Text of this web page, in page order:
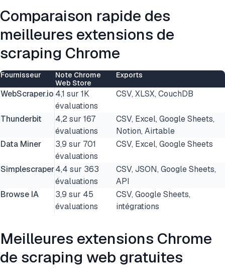
Comparaison rapide des
meilleures extensions de
scraping Chrome
Fournisseur
Note Chrome
Web Store
Exports
WebScraper.io 4,1 sur 1K
évaluations
CSV, XLSX, CouchDB
Thunderbit
4,2 sur 167
évaluations
CSV, Excel, Google Sheets,
Notion, Airtable
Data Miner
3,9 sur 701
évaluations
CSV, Excel, Google Sheets
Simplescraper4,4 sur 363
évaluations
CSV, JSON, Google Sheets,
API
Browse IA
3,9 sur 45
évaluations
CSV, Google Sheets,
intégrations
Meilleures extensions Chrome
de scraping web gratuites